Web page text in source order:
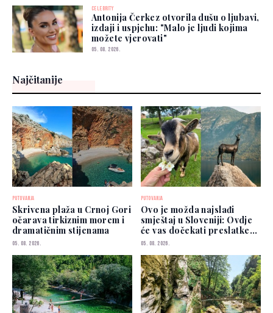
CELEBRITY
Antonija Čerkez otvorila dušu o ljubavi,
izdaji i uspjehu: "Malo je ljudi kojima
možete vjerovati"
05. 08. 2026.
Najčitanije
PUTOVANJA
Skrivena plaža u Crnoj Gori
očarava tirkiznim morem i
dramatičnim stijenama
05. 08. 2026.
PUTOVANJA
Ovo je možda najslađi
smještaj u Sloveniji: Ovdje
će vas dočekati preslatke
koze
05. 08. 2026.